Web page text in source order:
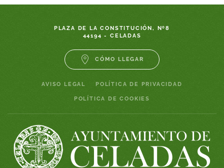
PLAZA DE LA CONSTITUCIÓN, Nº8
44194 - CELADAS
CÓMO LLEGAR
AVISO LEGAL POLÍTICA DE PRIVACIDAD
POLÍTICA DE COOKIES